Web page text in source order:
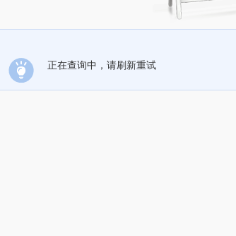
正在查询中，请刷新重试